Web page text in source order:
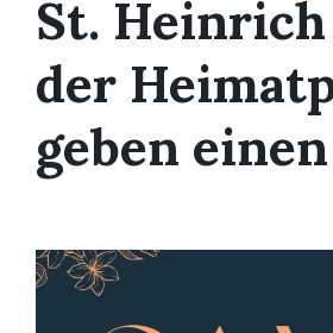
St.
der
geben